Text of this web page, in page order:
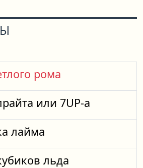
рома
или 7UP-a
лайма
льда